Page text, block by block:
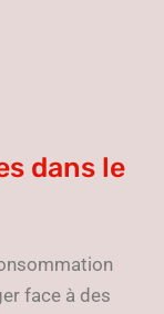
dans le
face à des